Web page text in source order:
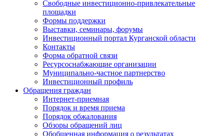
Свободные инвестиционно-привлекательные
площадки
Формы поддержки
Выставки, семинары, форумы
Инвестиционный портал Курганской области
Контакты
Форма обратной связи
Ресурсоснабжающие организации
Муниципально-частное партнерство
Инвестиционный профиль
Обращения граждан
Интернет-приемная
Порядок и время приема
Порядок обжалования
Обзоры обращений лиц
Обобщенная информация о результатах